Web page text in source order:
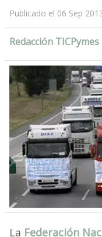
Publicado el 06 Sep
Redacción TICPymes
La Federación